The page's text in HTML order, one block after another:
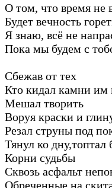
О том, что время не
Будет вечность
Я знаю, всё не
Пока мы будем с
Сбежав от тех
Кто кидал камни им
Мешал творить
Воруя краски и
Резал струны под
Тянул ко дну,топтал
Корни судьбы
Сквозь асфальт
Обреченные на